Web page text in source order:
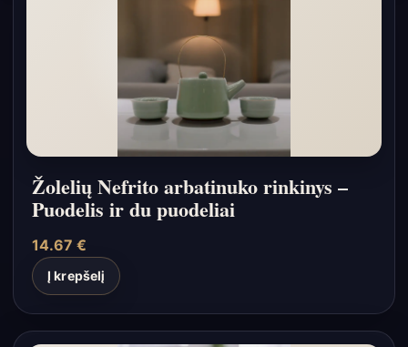
Žolelių Nefrito arbatinuko rinkinys –
Puodelis ir du puodeliai
14.67 €
Į krepšelį